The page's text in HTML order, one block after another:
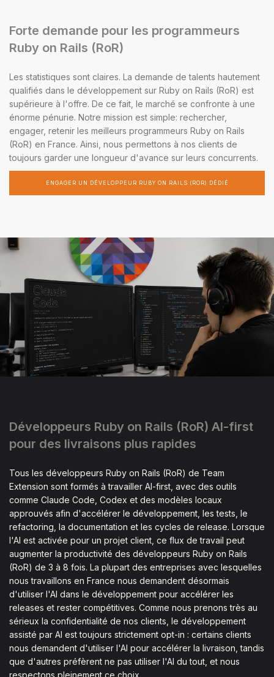
Forte demande pour les programmeurs
Ruby on Rails (RoR)
Les statistiques sont claires. La demande de talents hautement
qualifiés dans le développement sur Ruby on Rails (RoR) est
supérieure à l'offre. De ce fait, le marché se confronte à une
énorme pénurie. Notre mission est simple: rechercher,
engager, retenir les meilleurs programmeurs Ruby on Rails
(RoR) en France. Ainsi, nous permettons à nos clients de
toujours garder une longueur d'avance sur leurs concurrents.
ENGAGER UN DÉVELOPPEUR RUBY ON RAILS (ROR) DÉDIÉ
Développeurs Ruby on Rails (RoR) AI-first
pour des livraisons plus rapides
Tous les développeurs Ruby on Rails (RoR) de Team
Extension sont formés à travailler AI-first, avec des outils
comme Claude Code, Codex et des modèles locaux
approuvés afin d'accélérer le développement, les tests, le
refactoring, la documentation et les cycles de release. Lorsque
l'AI est activée pour un projet client, ce flux de travail peut
augmenter la productivité des développeurs Ruby on Rails
(RoR) de 3 à 8 fois. La plupart des entreprises avec lesquelles
nous travaillons en France nous demandent désormais
d'utiliser l'AI dans le développement pour accélérer les
releases et rester compétitives. Comme nous prenons très au
sérieux la confidentialité de nos clients, le développement
assisté par AI est toujours strictement opt-in : certains clients
nous demandent d'utiliser l'AI pour accélérer la livraison, tandis
que d'autres préfèrent ne pas utiliser l'AI du tout, et nous